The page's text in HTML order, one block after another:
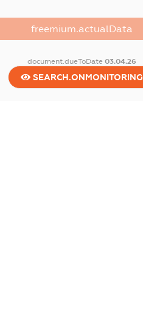
freemium.actualData
document.dueToDate 03.04.26
SEARCH.ONMONITORING